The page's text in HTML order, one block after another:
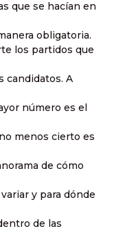
que se hacían en
obligatoria.
los partidos que
candidatos. A
número es el
menos cierto es
de cómo
y para dónde
de las